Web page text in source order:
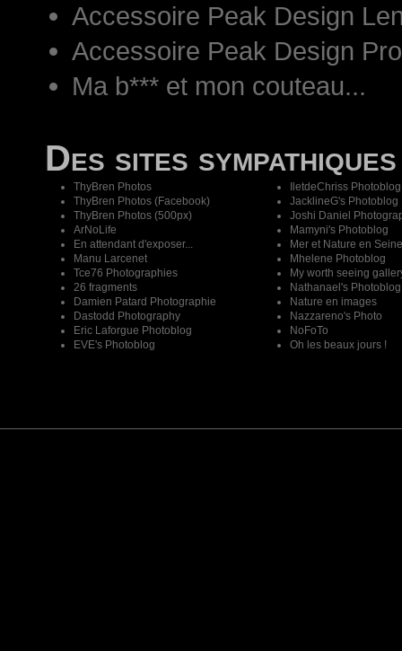
Accessoire Peak Design
Accessoire Peak Design
Ma b*** et mon couteau...
Des sites sympathiques
ThyBren Photos
ThyBren Photos (Facebook)
ThyBren Photos (500px)
ArNoLife
En attendant d'exposer...
Manu Larcenet
Tce76 Photographies
26 fragments
Damien Patard Photographie
Dastodd Photography
Eric Laforgue Photoblog
EVE's Photoblog
IletdeChriss Photoblog
JacklineG's Photoblog
Joshi Daniel
Mamyni's Photoblog
Mer et Nature en Seine
Mhelene Photoblog
My worth seeing
Nathanael's Photoblog
Nature en images
Nazzareno's Photo
NoFoTo
Oh les beaux jours !